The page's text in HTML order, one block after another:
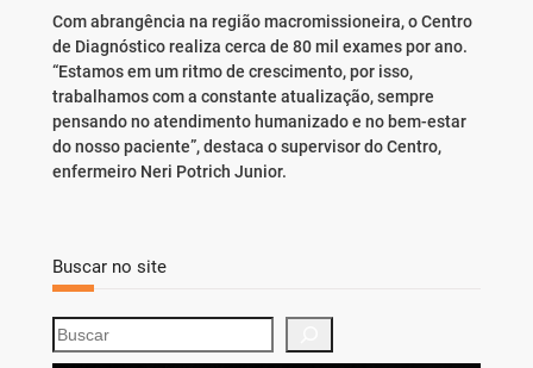
Com abrangência na região macromissioneira, o Centro
de Diagnóstico realiza cerca de 80 mil exames por ano.
“Estamos em um ritmo de crescimento, por isso,
trabalhamos com a constante atualização, sempre
pensando no atendimento humanizado e no bem-estar
do nosso paciente”, destaca o supervisor do Centro,
enfermeiro Neri Potrich Junior.
Buscar no site
S
e